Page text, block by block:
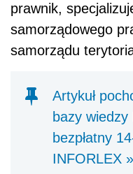
prawnik,
samorządowego
samorządu
Artykuł
bazy
bezpłatny
INFORLEX »